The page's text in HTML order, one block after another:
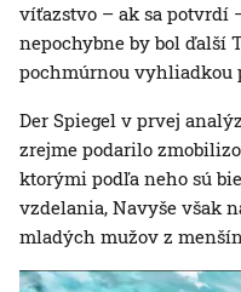
víťazstvo – ak sa potvrdí
nepochybne by bol ďalší
pochmúrnou vyhliadkou
Der Spiegel v prvej
zrejme podarilo
ktorými podľa neho sú
vzdelania, Navyše však
mladých mužov z